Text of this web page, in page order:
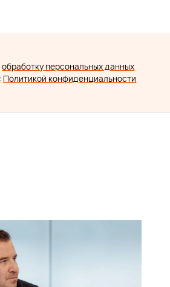
обработку персональных данных
Политикой конфиденциальности